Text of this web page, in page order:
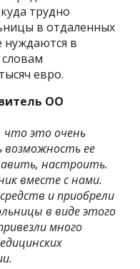
трудно
в отдаленных
нуждаются в
евро.
ОО
что это очень
возможность ее
настроить.
вместе с нами.
и приобрели
в виде этого
много